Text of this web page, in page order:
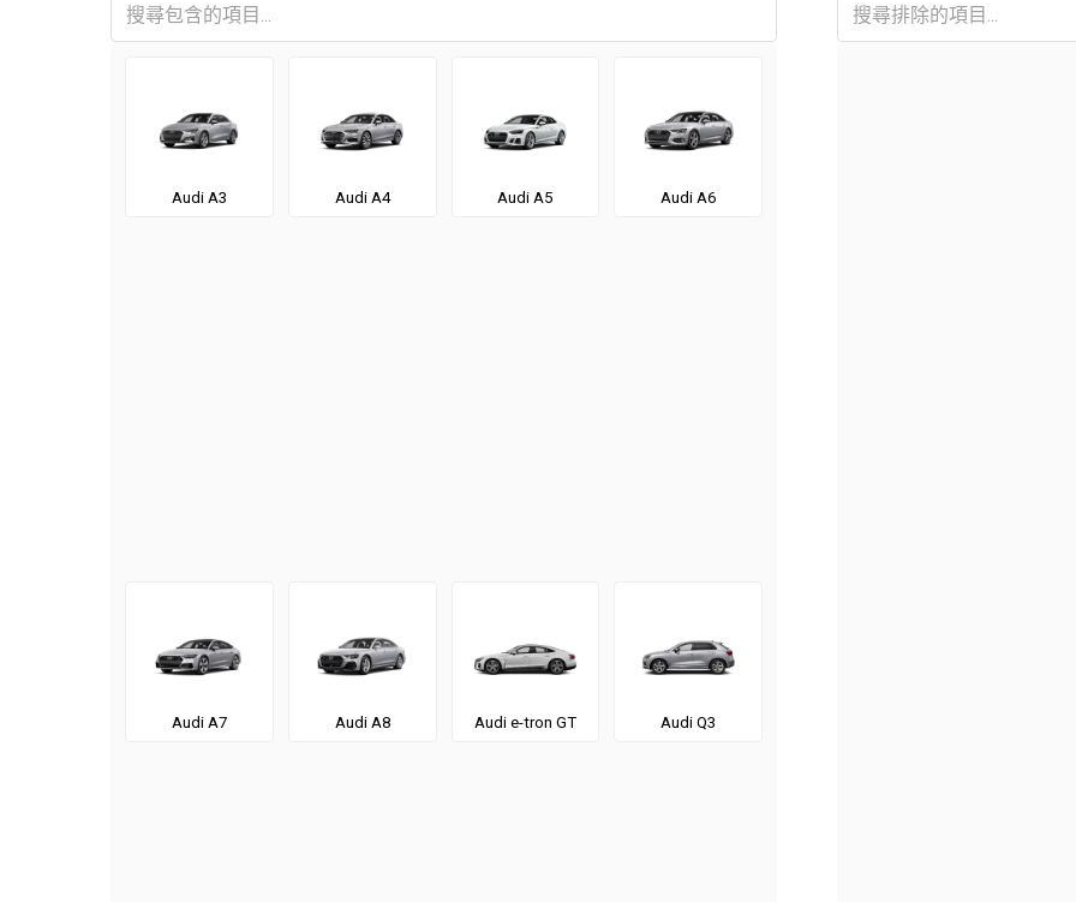
Audi A3 Audi A4 Audi A5 Audi A6
Audi A7 Audi A8 Audi e-tron GT Audi Q3